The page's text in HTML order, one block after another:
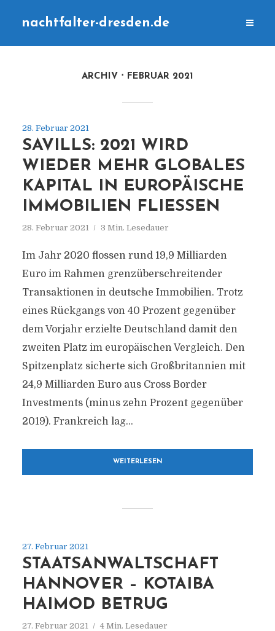
nachtfalter-dresden.de
ARCHIV FEBRUAR 2021
28. Februar 2021
SAVILLS: 2021 WIRD
WIEDER MEHR GLOBALES
KAPITAL IN EUROPÄISCHE
IMMOBILIEN FLIESSEN
28. Februar 2021 3 Min. Lesedauer
Im Jahr 2020 flossen rund 19,9 Milliarden
Euro im Rahmen grenzüberschreitender
Transaktionen in deutsche Immobilien. Trotz
eines Rückgangs von 40 Prozent gegenüber
dem Vorjahr erzielte Deutschland damit den
zweiten Platz im europäischen Vergleich. Den
Spitzenplatz sicherte sich Großbritannien mit
24,9 Milliarden Euro aus Cross Border
Investments (minus zehn Prozent gegenüber
2019). Frankreich lag...
WEITERLESEN
27. Februar 2021
STAATSANWALTSCHAFT
HANNOVER – KOTAIBA
HAIMOD BETRUG
27. Februar 2021 4 Min. Lesedauer